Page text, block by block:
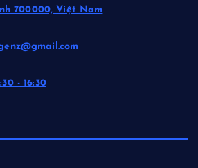
700000, Việt Nam
- 16:30